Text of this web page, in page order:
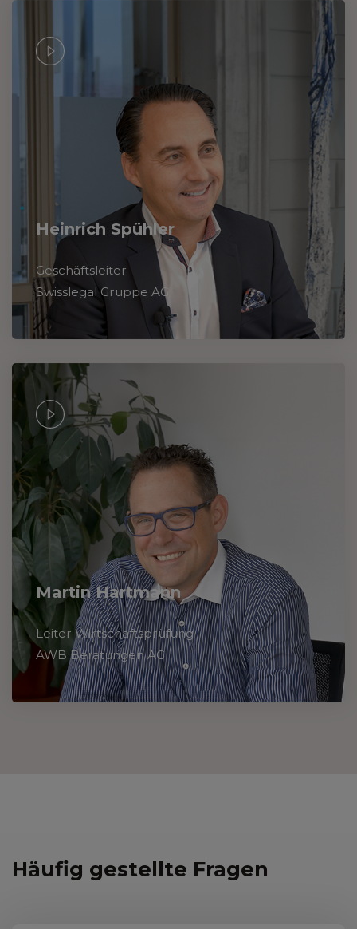
Heinrich Spühler
Geschäftsleiter
Swisslegal Gruppe AG
Martin Hartmann
Leiter Wirtschaftsprüfung
AWB Beratungen AG
Häufig gestellte Fragen